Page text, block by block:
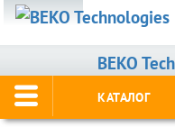
BEKO
КАТАЛОГ